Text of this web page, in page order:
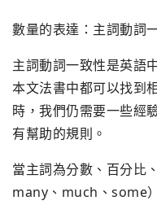
數量的表達：主詞動詞
主詞動詞一致性是英語
本文法書中都可以找到
時，我們仍需要一些經
有幫助的規則。
當主詞為分數、百分比
many、much、some